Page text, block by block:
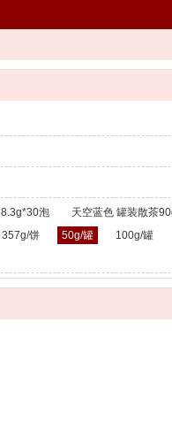
8.3g*30泡 天空蓝色 罐装散茶
357g/饼 50g/罐 100g/罐